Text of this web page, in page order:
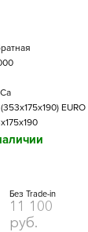
EURO
Без Trade-in
11 100
руб.